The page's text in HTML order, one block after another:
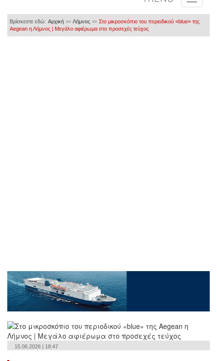
Βρίσκεστε εδώ: Αρχική >> Λήμνος >> Στο μικροσκόπιο του περιοδικού «blue» της
Aegean η Λήμνος | Μεγάλο αφιέρωμα στο προσεχές τεύχος
15.06.2026 | 18:47